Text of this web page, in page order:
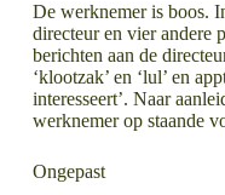
De werknemer is boos.
directeur en vier andere
berichten aan de
‘klootzak’ en ‘lul’ en
interesseert’. Naar
werknemer op staande
Ongepast